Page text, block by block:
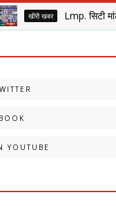
खबर Lmp. सिटी मांटेसरी
YOUTUBE